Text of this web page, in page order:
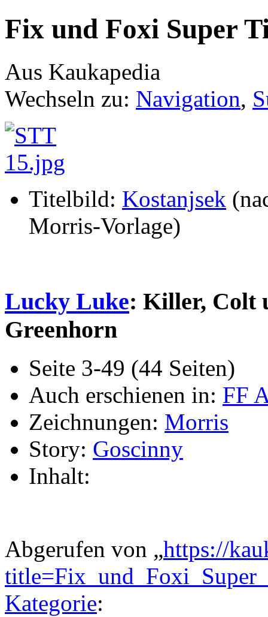
Fix und Foxi Super
Aus Kaukapedia
Wechseln zu: Navigation,
Titelbild: Kostanjsek
Morris-Vorlage)
Lucky Luke: Killer, Colt
Greenhorn
Seite 3-49 (44 Seiten)
Auch erschienen in: FF
Zeichnungen: Morris
Story: Goscinny
Inhalt:
Abgerufen von „https://
Kategorie: